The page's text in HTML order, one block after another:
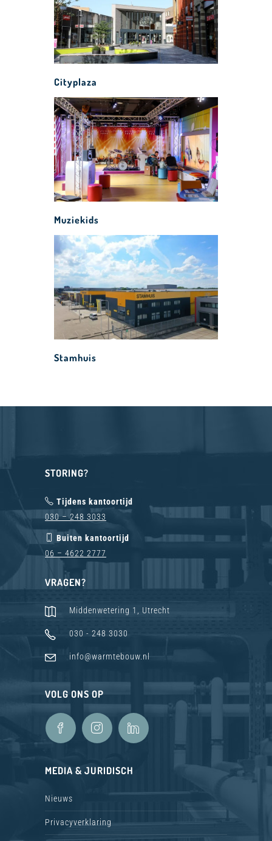
Cityplaza
Muziekids
Stamhuis
STORING?
Tijdens kantoortijd
030 – 248 3033
Buiten kantoortijd
06 – 4622 2777
VRAGEN?
Middenwetering 1, Utrecht
030 - 248 3030
info@warmtebouw.nl
VOLG ONS OP
MEDIA & JURIDISCH
Nieuws
Privacyverklaring